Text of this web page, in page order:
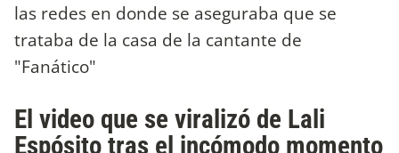
las redes en donde se aseguraba que se
trataba de la casa de la cantante de
"Fanático"
El video que se viralizó de Lali
Espósito tras el incómodo momento